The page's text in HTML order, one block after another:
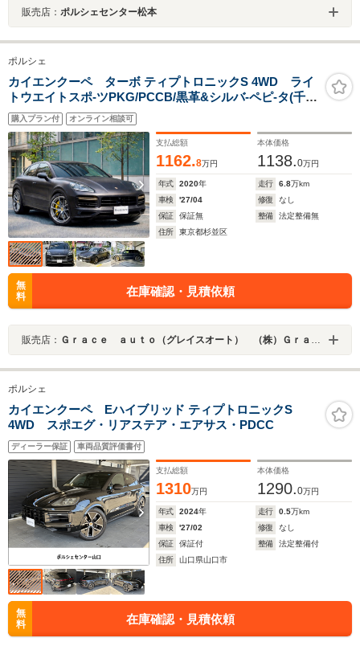
販売店： ポルシェセンター松本
ポルシェ
カイエンクーペ ターボ ティプトロニックS 4WD ライ
トウエイトスポ-ツPKG/PCCB/黒革&シルバ-ペピ-タ(千鳥
格子柄)/CARBONインテリア/マトリックスLEDライ
ト/CARBONディフュ-ザ-/スポクロ/スポエグ/BOSE/シ-ト
ヒ-タ-/ラッピング(元色クォ-ツァイトグレ-メタリック)
購入プラン付 オンライン相談可
支払総額
1162.8万円
本体価格
1138.0万円
年式 2020年 走行 6.8万km
車検
'27/04 修復
なし
保証
保証無 整備
法定整備無
住所
東京都杉並区
無
料
在庫確認・見積依頼
販売店： Ｇｒａｃｅ ａｕｔｏ（グレイスオート） （株）Ｇｒａｃｅ
ポルシェ
カイエンクーペ Eハイブリッド ティプトロニックS
4WD スポエグ・リアステア・エアサス・PDCC
ディーラー保証 車両品質評価書付
支払総額
1310万円
本体価格
1290.0万円
年式 2024年 走行 0.5万km
車検
'27/02 修復
なし
保証
保証付 整備
法定整備付
住所
山口県山口市
無
料
在庫確認・見積依頼